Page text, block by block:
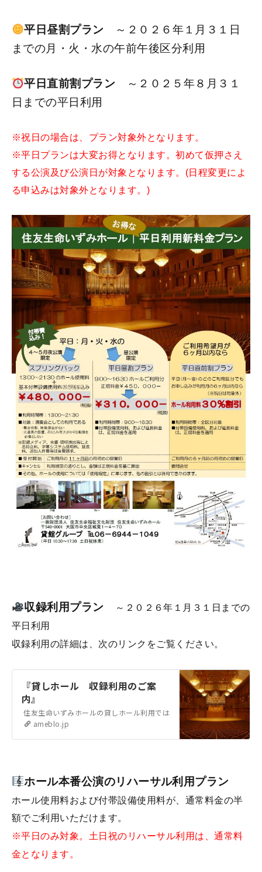
平日昼割プラン ～２０２６年１ 月３１日
までの月・火・水の午前午後区分利用
平日直前割プラン ～２０２５年８月３１
日までの平日利用
※祝日の場合は、プラン対象外となります。
※平日プランは大変お得となります。初めて仮押さえ
する公演及び公演日が対象となります。(日程変更によ
る申込みは対象外となります。)
収録利用プラン ～２０２６年１ 月３１日までの
平日利用
収録利用の詳細は、次のリンクをご覧ください。
『貸しホール 収録利用のご案
内』
住友生命いずみホールの貸しホール利用では、公演開催以外に 収録利
ameblo.jp
ホール本番公演のリハーサル利用プラン
ホール使用料および付帯設備使用料が、通常料金の半
額でご利用いただけます。
※平日のみ対象。土日祝のリハーサル利用は、通常料
金となります。